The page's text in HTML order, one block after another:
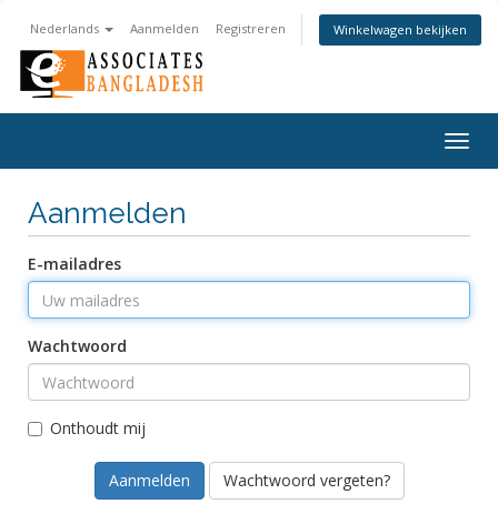
Nederlands Aanmelden Registreren Winkelwagen bekijken
Aanmelden
E-mailadres
Wachtwoord
Onthoudt mij
Wachtwoord vergeten?